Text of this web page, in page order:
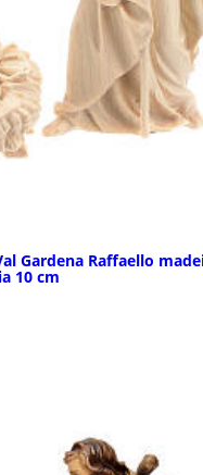
Gardena Raffaello
10 cm